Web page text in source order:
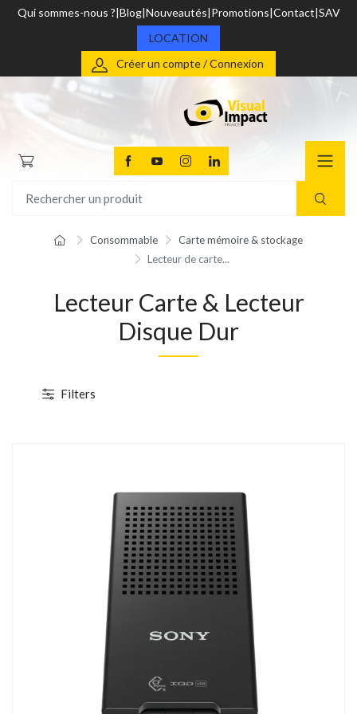
Qui sommes-nous ? Blog Nouveautés Promotions Contact SAV
LOCATION
Créer un compte / Connexion
Consommable
Carte mémoire & stockage
Lecteur de carte...
Lecteur Carte & Lecteur
Disque Dur
Filters